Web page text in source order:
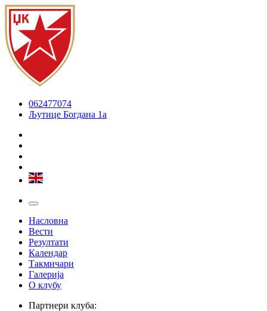
062477074
Љутице Богдана 1а
Насловна
Вести
Резултати
Календар
Такмичари
Галерија
О клубу
Партнери клуба: